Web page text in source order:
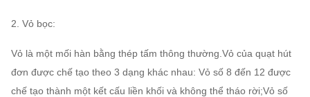
2. Vỏ bọc:
Vỏ là một mối hàn bằng thép tấm thông thường. Vỏ của quạt hút
đơn được chế tạo theo 3 dạng khác nhau: Vỏ số 8 đến 12 được
chế tạo thành một kết cấu liền khối và không thể tháo rời;Vỏ số